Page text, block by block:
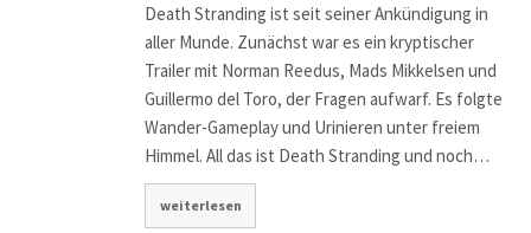
Death Stranding ist seit seiner Ankündigung in
aller Munde. Zunächst war es ein kryptischer
Trailer mit Norman Reedus, Mads Mikkelsen und
Guillermo del Toro, der Fragen aufwarf. Es folgte
Wander-Gameplay und Urinieren unter freiem
Himmel. All das ist Death Stranding und noch…
weiterlesen